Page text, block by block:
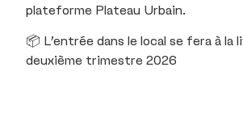
plateforme Plateau Urbain.
📦 L’entrée dans le local se fera à la
deuxième trimestre 2026